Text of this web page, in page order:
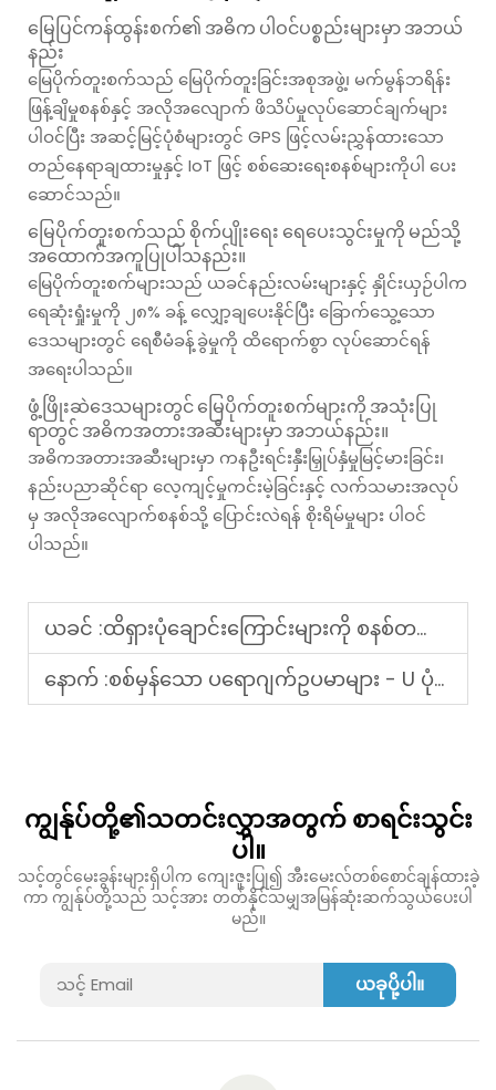
မြေပြင်ကန်ထွန်းစက်၏ အဓိက ပါဝင်ပစ္စည်းများမှာ အဘယ်
နည်း
မြေပိုက်တူးစက်သည် မြေပိုက်တူးခြင်းအစုအဖွဲ့၊ မက်မွန်ဘရိန်း
ဖြန့်ချိမှုစနစ်နှင့် အလိုအလျောက် ဖိသိပ်မှုလုပ်ဆောင်ချက်များ
ပါဝင်ပြီး အဆင့်မြင့်ပုံစံများတွင် GPS ဖြင့်လမ်းညွှန်ထားသော
တည်နေရာချထားမှုနှင့် IoT ဖြင့် စစ်ဆေးရေးစနစ်များကိုပါ ပေး
ဆောင်သည်။
မြေပိုက်တူးစက်သည် စိုက်ပျိုးရေး ရေပေးသွင်းမှုကို မည်သို့
အထောက်အကူပြုပါသနည်း။
မြေပိုက်တူးစက်များသည် ယခင်နည်းလမ်းများနှင့် နှိုင်းယှဉ်ပါက
ရေဆုံးရှုံးမှုကို ၂၈% ခန့် လျှော့ချပေးနိုင်ပြီး ခြောက်သွေ့သော
ဒေသများတွင် ရေစီမံခန့်ခွဲမှုကို ထိရောက်စွာ လုပ်ဆောင်ရန်
အရေးပါသည်။
ဖွံ့ဖြိုးဆဲဒေသများတွင် မြေပိုက်တူးစက်များကို အသုံးပြု
ရာတွင် အဓိကအတားအဆီးများမှာ အဘယ်နည်း။
အဓိကအတားအဆီးများမှာ ကနဦးရင်းနှီးမြှုပ်နှံမှုမြင့်မားခြင်း၊
နည်းပညာဆိုင်ရာ လေ့ကျင့်မှုကင်းမဲ့ခြင်းနှင့် လက်သမားအလုပ်
မှ အလိုအလျောက်စနစ်သို့ ပြောင်းလဲရန် စိုးရိမ်မှုများ ပါဝင်
ပါသည်။
ယခင် :ထိရှားပုံချောင်းကြောင်းများကို စနစ်တကျ ရေစီးကြောင်းနှင့် ရေကြီးမှုထိန်းချုပ်ရေးစနစ်များအတွက် အသုံးပြုခြင်း
နောက် :စစ်မှန်သော ပရောဂျက်ဥပမာများ - U ပုံစံ ခြောက်တွင်းအုပ်ခြင်းစက်များ၏ လုပ်ဆောင်မှုများ
ကျွန်ုပ်တို့၏သတင်းလွှာအတွက် စာရင်းသွင်း
ပါ။
သင့်တွင်မေးခွန်းများရှိပါက ကျေးဇူးပြု၍ အီးမေးလ်တစ်စောင်ချန်ထားခဲ့
ကာ ကျွန်ုပ်တို့သည် သင့်အား တတ်နိုင်သမျှအမြန်ဆုံးဆက်သွယ်ပေးပါ
မည်။
ယခုပို့ပါ။